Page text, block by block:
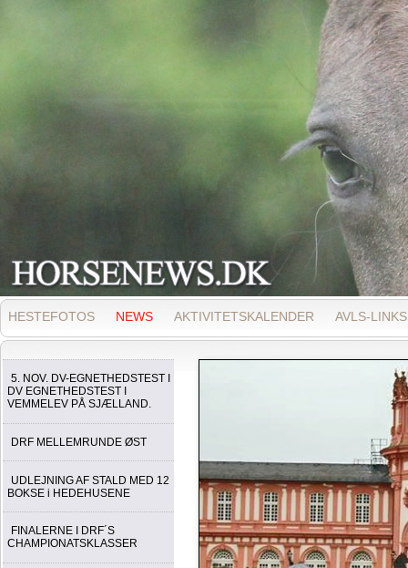
HESTEFOTOS NEWS AKTIVITETSKALENDER AVLS-LINKS
5. NOV. DV-EGNETHEDSTEST I
DV EGNETHEDSTEST I
VEMMELEV PÅ SJÆLLAND.
DRF MELLEMRUNDE ØST
UDLEJNING AF STALD MED 12
BOKSE i HEDEHUSENE
FINALERNE I DRF´S
CHAMPIONATSKLASSER